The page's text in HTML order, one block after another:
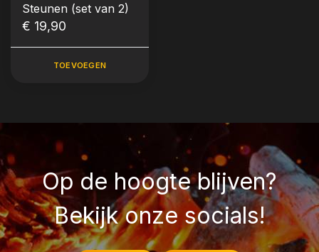
Steunen (set van 2)
€ 19,90
TOEVOEGEN
Op de hoogte blijven?
Bekijk onze socials!